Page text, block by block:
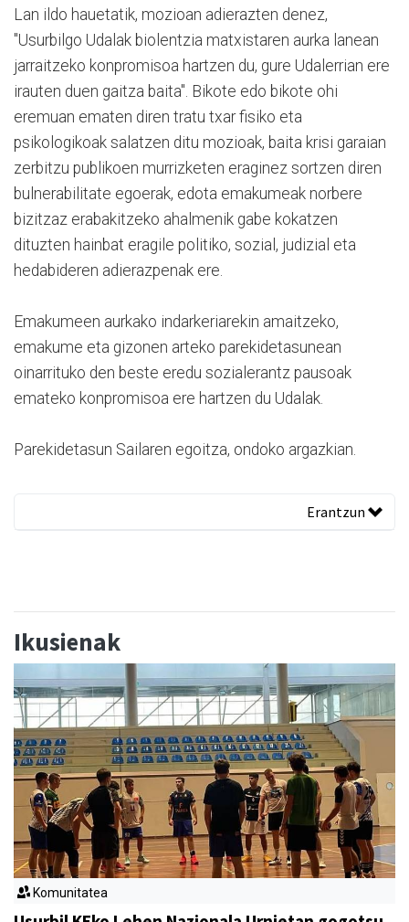
Lan ildo hauetatik, mozioan adierazten denez,
"Usurbilgo Udalak biolentzia matxistaren aurka lanean
jarraitzeko konpromisoa hartzen du, gure Udalerrian ere
irauten duen gaitza baita". Bikote edo bikote ohi
eremuan ematen diren tratu txar fisiko eta
psikologikoak salatzen ditu mozioak, baita krisi garaian
zerbitzu publikoen murrizketen eraginez sortzen diren
bulnerabilitate egoerak, edota emakumeak norbere
bizitzaz erabakitzeko ahalmenik gabe kokatzen
dituzten hainbat eragile politiko, sozial, judizial eta
hedabideren adierazpenak ere.
Emakumeen aurkako indarkeriarekin amaitzeko,
emakume eta gizonen arteko parekidetasunean
oinarrituko den beste eredu sozialerantz pausoak
emateko konpromisoa ere hartzen du Udalak.
Parekidetasun Sailaren egoitza, ondoko argazkian.
Erantzun
Ikusienak
Komunitatea